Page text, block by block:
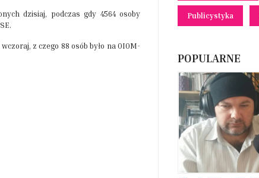
dzisiaj, podczas gdy 4564 osoby
z czego 88 osób było na OIOM-
Publicystyka
POPULARNE